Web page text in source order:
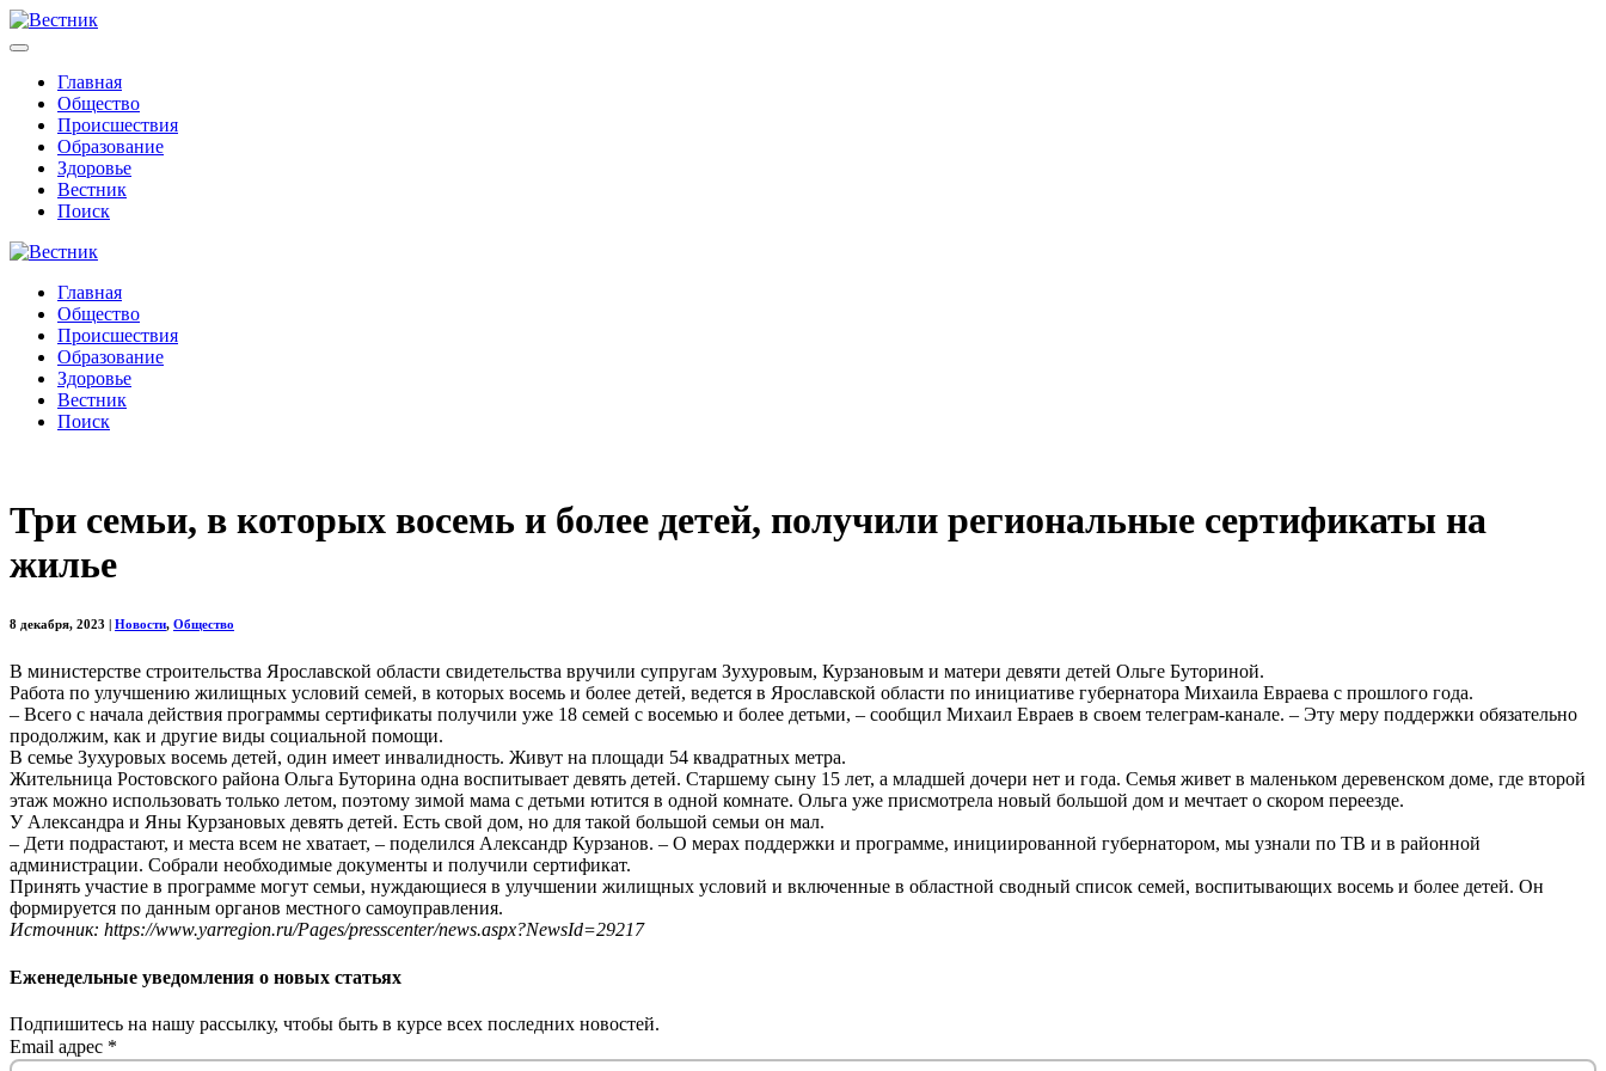
Главная
Общество
Происшествия
Образование
Здоровье
Вестник
Поиск
Главная
Общество
Происшествия
Образование
Здоровье
Вестник
Поиск
Три семьи, в которых восемь и более детей, получили региональные сертификаты на
жилье
8 декабря, 2023 Новости, Общество
В министерстве строительства Ярославской области свидетельства вручили супругам Зухуровым, Курзановым и матери девяти детей Ольге Буториной.
Работа по улучшению жилищных условий семей, в которых восемь и более детей, ведется в Ярославской области по инициативе губернатора Михаила Евраева с прошлого года.
– Всего с начала действия программы сертификаты получили уже 18 семей с восемью и более детьми, – сообщил Михаил Евраев в своем телеграм-канале. – Эту меру поддержки обязательно
продолжим, как и другие виды социальной помощи.
В семье Зухуровых восемь детей, один имеет инвалидность. Живут на площади 54 квадратных метра.
Жительница Ростовского района Ольга Буторина одна воспитывает девять детей. Старшему сыну 15 лет, а младшей дочери нет и года. Семья живет в маленьком деревенском доме, где второй
этаж можно использовать только летом, поэтому зимой мама с детьми ютится в одной комнате. Ольга уже присмотрела новый большой дом и мечтает о скором переезде.
У Александра и Яны Курзановых девять детей. Есть свой дом, но для такой большой семьи он мал.
– Дети подрастают, и места всем не хватает, – поделился Александр Курзанов. – О мерах поддержки и программе, инициированной губернатором, мы узнали по ТВ и в районной
администрации. Собрали необходимые документы и получили сертификат.
Принять участие в программе могут семьи, нуждающиеся в улучшении жилищных условий и включенные в областной сводный список семей, воспитывающих восемь и более детей. Он
формируется по данным органов местного самоуправления.
Источник: https://www.yarregion.ru/Pages/presscenter/news.aspx?NewsId=29217
Еженедельные уведомления о новых статьях
Подпишитесь на нашу рассылку, чтобы быть в курсе всех последних новостей.
Email адрес *